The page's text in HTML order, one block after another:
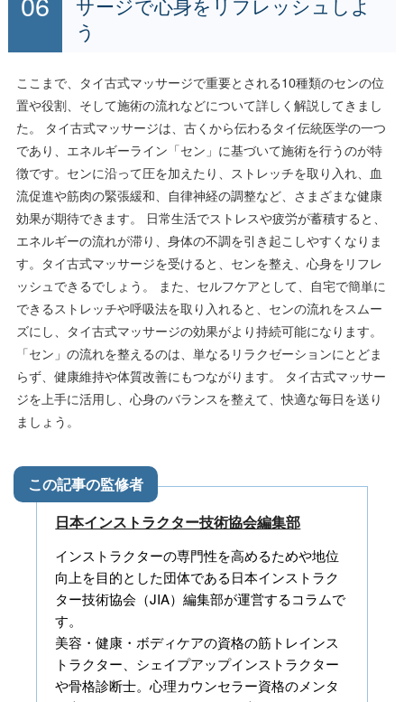
サージで心身をリフレッシュしよ
う
ここまで、タイ古式マッサージで重要とされる10種類のセンの位
置や役割、そして施術の流れなどについて詳しく解説してきまし
た。 タイ古式マッサージは、古くから伝わるタイ伝統医学の一つ
であり、エネルギーライン「セン」に基づいて施術を行うのが特
徴です。センに沿って圧を加えたり、ストレッチを取り入れ、血
流促進や筋肉の緊張緩和、自律神経の調整など、さまざまな健康
効果が期待できます。 日常生活でストレスや疲労が蓄積すると、
エネルギーの流れが滞り、身体の不調を引き起こしやすくなりま
す。タイ古式マッサージを受けると、センを整え、心身をリフレ
ッシュできるでしょう。 また、セルフケアとして、自宅で簡単に
できるストレッチや呼吸法を取り入れると、センの流れをスムー
ズにし、タイ古式マッサージの効果がより持続可能になります。
「セン」の流れを整えるのは、単なるリラクゼーションにとどま
らず、健康維持や体質改善にもつながります。 タイ古式マッサー
ジを上手に活用し、心身のバランスを整えて、快適な毎日を送り
ましょう。
日本インストラクター技術協会編集部
インストラクターの専門性を高めるためや地位
向上を目的とした団体である日本インストラク
ター技術協会（JIA）編集部が運営するコラムで
す。
美容・健康・ボディケアの資格の筋トレインス
トラクター、シェイプアップインストラクター
や骨格診断士。心理カウンセラー資格のメンタ